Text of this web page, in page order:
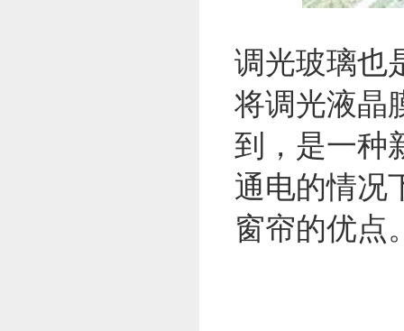
调光玻璃也
将调光液晶
到，是一种
通电的情况
窗帘的优点